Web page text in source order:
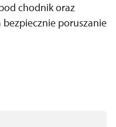
chodnik oraz
poruszanie